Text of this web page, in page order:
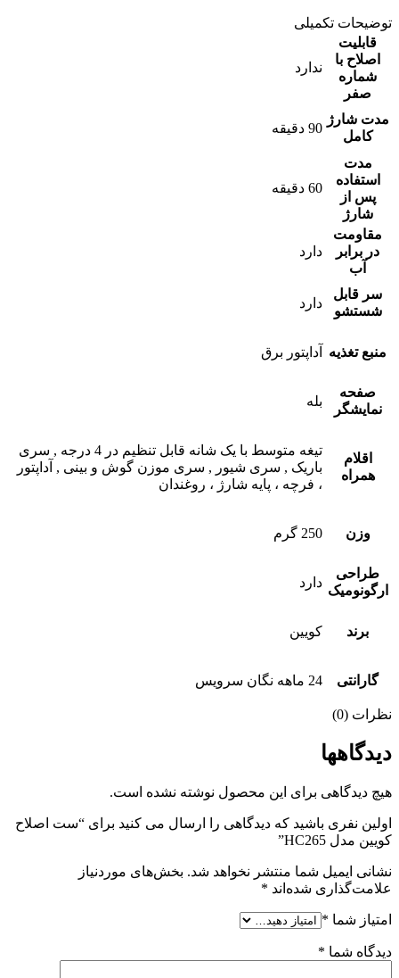
توضیحات تکمیلی
قابلیت
اصلاح با
شماره
صفر
ندارد
مدت شارژ
کامل
90 دقیقه
مدت
استفاده
پس از
شارژ
60 دقیقه
مقاومت
در برابر
آب
دارد
سر قابل
شستشو
دارد
منبع تغذیه آداپتور برق
صفحه
نمایشگر
بله
اقلام
همراه
تیغه متوسط با یک شانه قابل تنظیم در 4 درجه , سری
باریک , سری شیور , سری موزن گوش و بینی , آداپتور
، فرچه ، پایه شارژ ، روغندان
وزن 250 گرم
طراحی
ارگونومیک
دارد
برند کویین
گارانتی 24 ماهه نگان سرویس
نظرات (0)
دیدگاهها
هیچ دیدگاهی برای این محصول نوشته نشده است.
اولین نفری باشید که دیدگاهی را ارسال می کنید برای “ست اصلاح
کویین مدل HC265”
نشانی ایمیل شما منتشر نخواهد شد. بخش‌های موردنیاز
علامت‌گذاری شده‌اند *
امتیاز شما *
دیدگاه شما *